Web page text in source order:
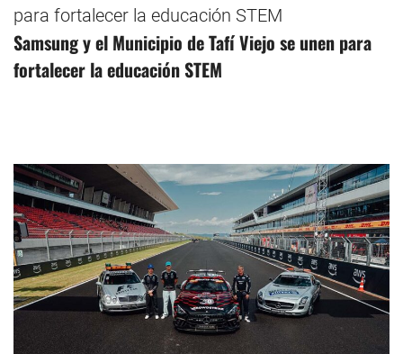
Samsung y el Municipio de Tafí Viejo se unen para
fortalecer la educación STEM